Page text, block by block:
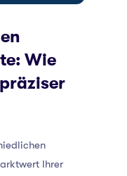
Wie
Ihrer